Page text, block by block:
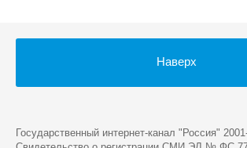
Наверх
Государственный интернет-канал "Россия"